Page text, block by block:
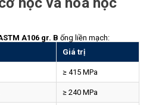
A106 gr. B ống liền mạch:
Giá trị
≥ 415 MPa
≥ 240 MPa